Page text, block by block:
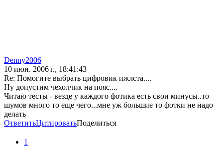
Denny2006
10 июн. 2006 г., 18:41:43
Re: Помогите выбрать цифровик пжлста....
Ну допустим чехолчик на пояс....
Читаю тесты - везде у каждого фотика есть свои минусы..то
шумов много то еще чего...мне уж большие то фотки не надо
делать
ОтветитьЦитироватьПоделиться
1